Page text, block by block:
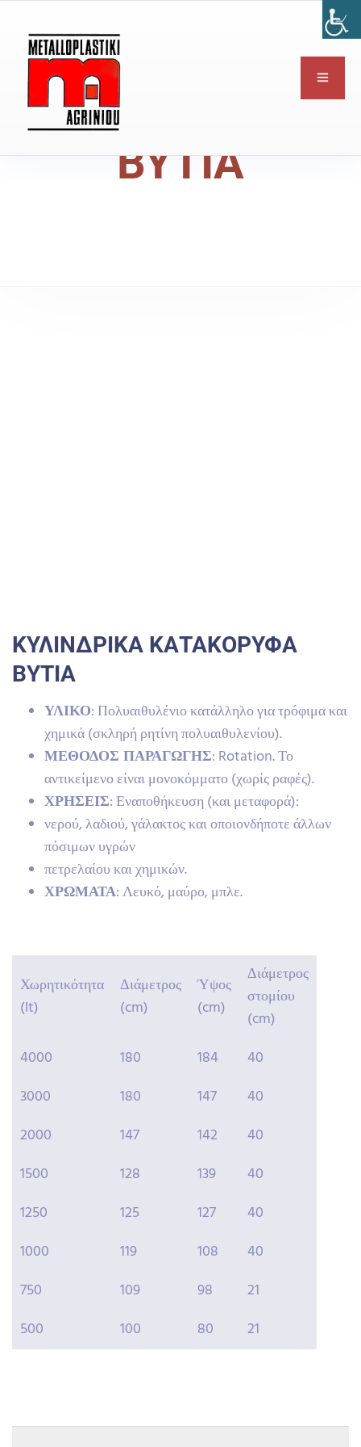
ΒΥΤΙΑ
ΚΥΛΙΝΔΡΙΚΑ ΚΑΤΑΚΟΡΥΦΑ
ΒYTIA
ΥΛΙΚΟ: Πολυαιθυλένιο κατάλληλο για τρόφιμα και
χημικά (σκληρή ρητίνη πολυαιθυλενίου).
ΜΕΘΟΔΟΣ ΠΑΡΑΓΩΓΗΣ: Rotation. Το
αντικείμενο είναι μονοκόμματο (χωρίς ραφές).
ΧΡΗΣΕΙΣ: Εναποθήκευση (και μεταφορά):
νερού, λαδιού, γάλακτος και οποιονδήποτε άλλων
πόσιμων υγρών
πετρελαίου και χημικών.
ΧΡΩΜΑΤΑ: Λευκό, μαύρο, μπλε.
Χωρητικότητα
(It)
Διάμετρος
(cm)
Ύψος
(cm)
Διάμετρος
στομίου
(cm)
4000
180 184
40
3000
180 147
40
2000
147 142
40
1500
128 139
40
1250
125 127
40
1000
119 108
40
750
109 98
21
500
100 80 21